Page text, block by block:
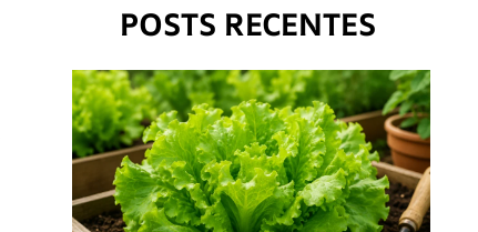
POSTS RECENTES